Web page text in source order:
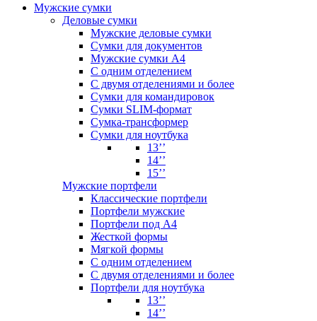
Мужские сумки
Деловые сумки
Мужские деловые сумки
Сумки для документов
Мужские сумки А4
С одним отделением
С двумя отделениями и более
Сумки для командировок
Сумки SLIM-формат
Сумка-трансформер
Сумки для ноутбука
13’’
14’’
15’’
Мужские портфели
Классические портфели
Портфели мужские
Портфели под А4
Жесткой формы
Мягкой формы
С одним отделением
С двумя отделениями и более
Портфели для ноутбука
13’’
14’’